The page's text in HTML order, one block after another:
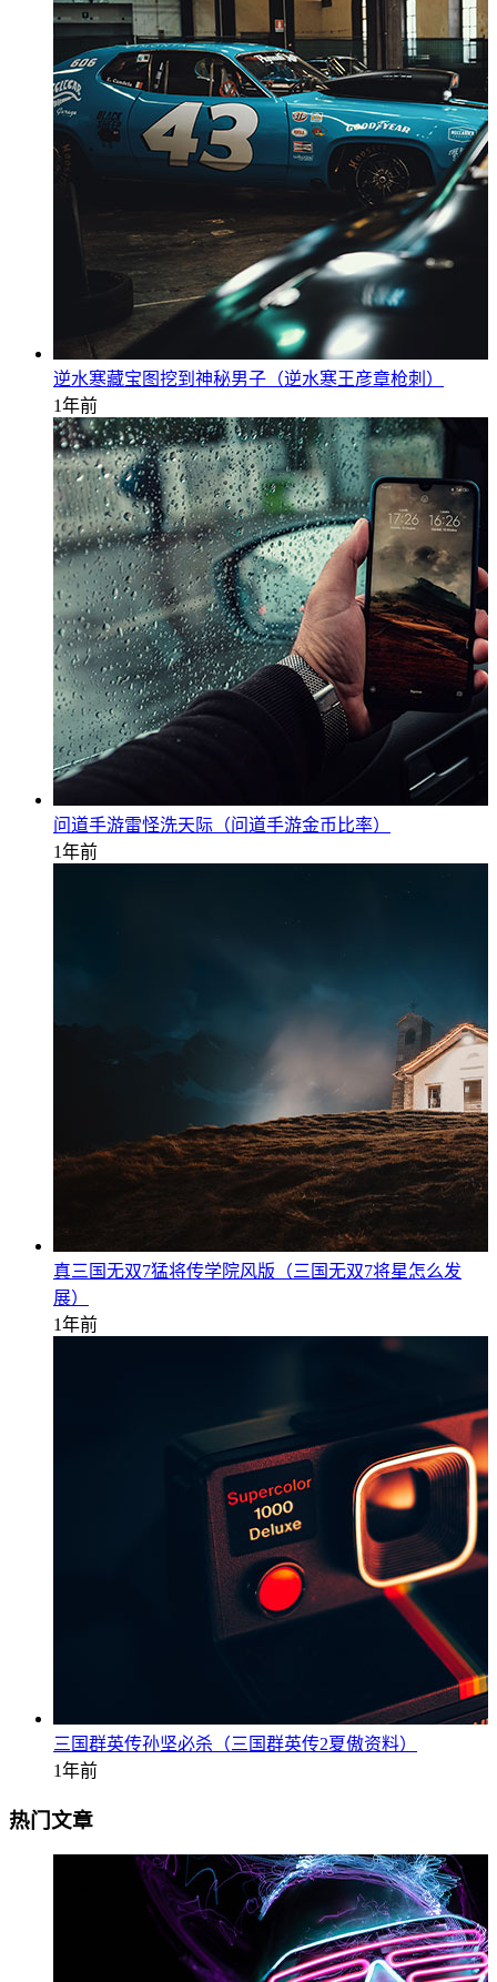
逆水寒藏宝图挖到神秘男子（逆水寒王彦章枪刺）
1年前
问道手游雷怪洗天际（问道手游金币比率）
1年前
真三国无双7猛将传学院风版（三国无双7将星怎么发
展）
1年前
三国群英传孙坚必杀（三国群英传2夏傲资料）
1年前
热门文章